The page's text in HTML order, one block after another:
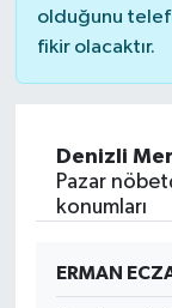
olduğunu
fikir olacaktır.
Denizli
Pazar
konumları
ERMAN